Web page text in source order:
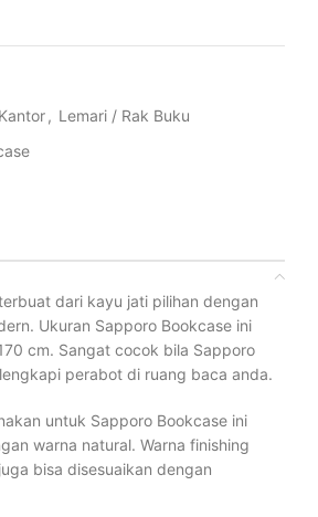
, Lemari / Rak Buku
dari kayu jati pilihan dengan
Ukuran Sapporo Bookcase ini
cm. Sangat cocok bila Sapporo
perabot di ruang baca anda.
untuk Sapporo Bookcase ini
warna natural. Warna finishing
bisa disesuaikan dengan